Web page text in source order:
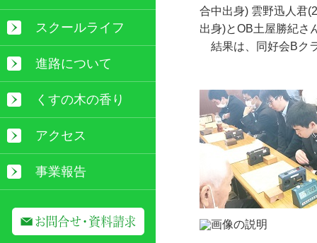
スクールライフ
進路について
くすの木の香り
アクセス
事業報告
合中出身) 雲野迅人君
出身)とOB土屋勝紀さ
結果は、同好会Bク